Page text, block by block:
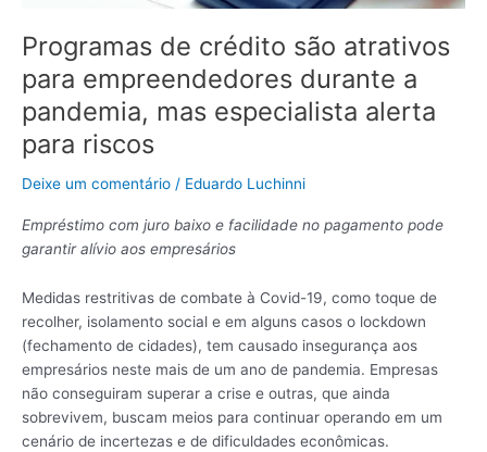
Programas de crédito são atrativos
para empreendedores durante a
pandemia, mas especialista alerta
para riscos
Deixe um comentário / Eduardo Luchinni
Empréstimo com juro baixo e facilidade no pagamento pode
garantir alívio aos empresários
Medidas restritivas de combate à Covid-19, como toque de
recolher, isolamento social e em alguns casos o lockdown
(fechamento de cidades), tem causado insegurança aos
empresários neste mais de um ano de pandemia. Empresas
não conseguiram superar a crise e outras, que ainda
sobrevivem, buscam meios para continuar operando em um
cenário de incertezas e de dificuldades econômicas.
pandemia,
mas
especialista
alerta
para
riscos